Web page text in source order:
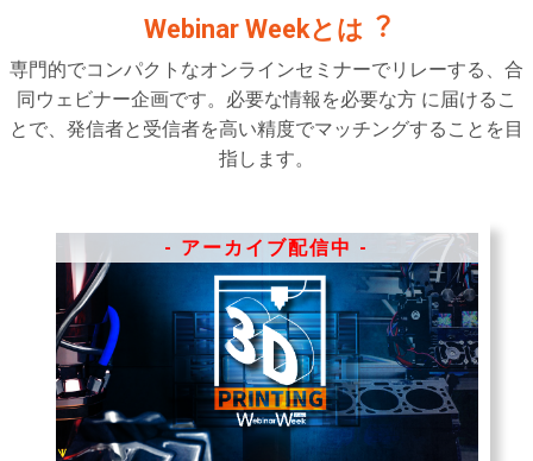
Webinar Weekとは︖
専⾨的でコンパクトなオンラインセミナーでリレーする、合
同ウェビナー企画です。必要な情報を必要な⽅ に届けるこ
とで、発信者と受信者を⾼い精度でマッチングすることを⽬
指します。
- アーカイブ配信中 -